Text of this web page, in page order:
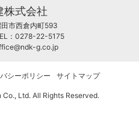
株式会社
市西倉内町593
：0278-22-5175
g.co.jp
シーポリシー サイトマップ
Ltd. All Rights Reserved.